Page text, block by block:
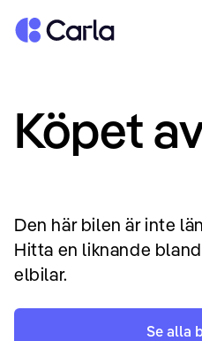
Tillbaka till startsidan
Köpet
Den här bilen är inte
Hitta en liknande
elbilar.
Se alla